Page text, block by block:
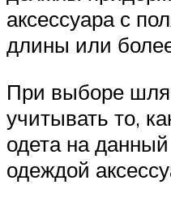
аксессуара с
длины или
При выборе
учитывать то,
одета на
одеждой